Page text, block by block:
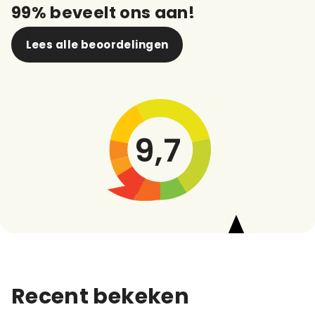
99% beveelt ons aan!
Lees alle beoordelingen
9,7
Recent bekeken